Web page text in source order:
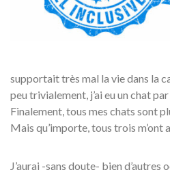
supportait très mal la vie dans la
peu trivialement, j’ai eu un chat
Finalement, tous mes chats sont
Mais qu’importe, tous trois m’ont
J’aurai -sans doute- bien d’autres